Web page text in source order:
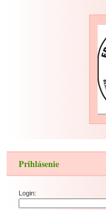
Prihlásenie
Login: